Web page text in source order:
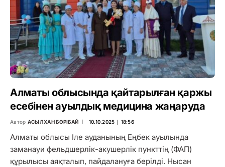
Алматы облысында қайтарылған қаржы
есебінен ауылдық медицина жаңаруда
Автор АСЫЛХАН БӨРІБАЙ 10.10.2025 ∣ 18:56
Алматы облысы Іле ауданының Еңбек ауылында
заманауи фельдшерлік-акушерлік пункттің (ФАП)
құрылысы аяқталып, пайдалануға берілді. Нысан